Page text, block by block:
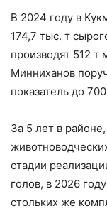
В 2024 году в
174,7 тыс. т
производят 512 т
Минниханов
показатель до 700
За 5 лет в
стадии
голов, в 2026
стольких же